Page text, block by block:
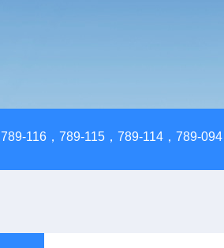
789-116，789-115，789-114，789-